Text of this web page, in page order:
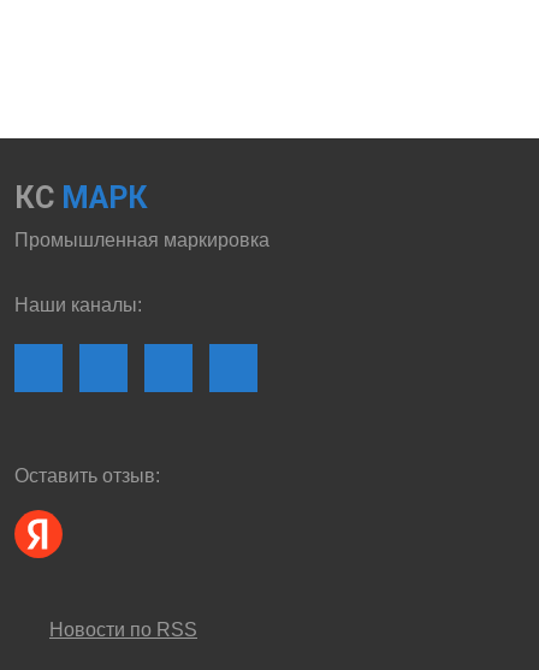
КС МАРК
Промышленная маркировка
Наши каналы:
Оставить отзыв:
Новости по RSS